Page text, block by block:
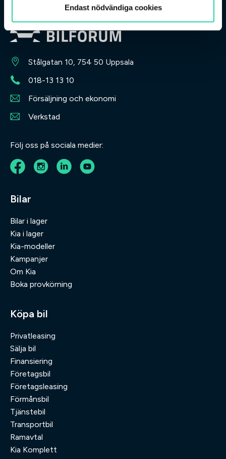
Endast nödvändiga cookies
Stålgatan 10, 754 50 Uppsala
018-13 13 10
Försäljning och ekonomi
Verkstad
Följ oss på sociala medier:
Bilar
Bilar i lager
Kia i lager
Kia-modeller
Kampanjer
Om Kia
Boka provkörning
Köpa bil
Privatleasing
Sälja bil
Finansiering
Företagsbil
Företagsleasing
Förmånsbil
Tjänstebil
Transportbil
Ramavtal
Kia Komplett